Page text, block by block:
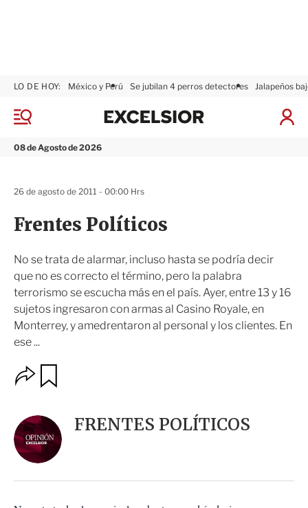
M
n
08 de Agosto de 2026
LO DE HOY: México y Perú Se jubilan 4 perros detectores Jalapeños
I
x
Frentes Políticos
No se trata de alarmar, incluso hasta se podría decir
que no es correcto el término, pero la palabra
terrorismo se escucha más en el país. Ayer, entre 13 y 16
sujetos ingresaron con armas al Casino Royale, en
Monterrey, y amedrentaron al personal y los clientes. En
ese ...
26 de agosto de 2011 - 00:00 Hrs
O
p
o
n
e
s
a
r
FRENTES POLÍTICOS